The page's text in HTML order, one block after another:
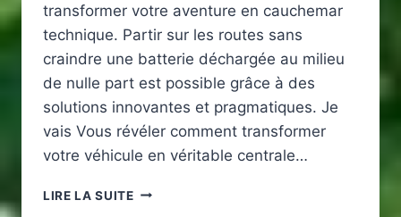
transformer votre aventure en cauchemar
technique. Partir sur les routes sans
craindre une batterie déchargée au milieu
de nulle part est possible grâce à des
solutions innovantes et pragmatiques. Je
vais Vous révéler comment transformer
votre véhicule en véritable centrale…
LIRE LA SUITECOMMENT